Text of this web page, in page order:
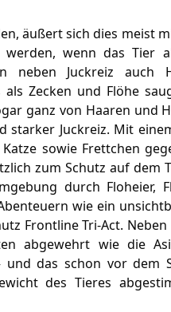
äußert sich dies meist
wenn das Tier
neben Juckreiz auch
Zecken und Flöhe
ganz von Haaren und
starker Juckreiz. Mit
sowie Frettchen
zum Schutz auf
durch Floheier,
wie ein
Frontline Tri-Act.
abgewehrt wie die
und das schon vor dem
des Tieres